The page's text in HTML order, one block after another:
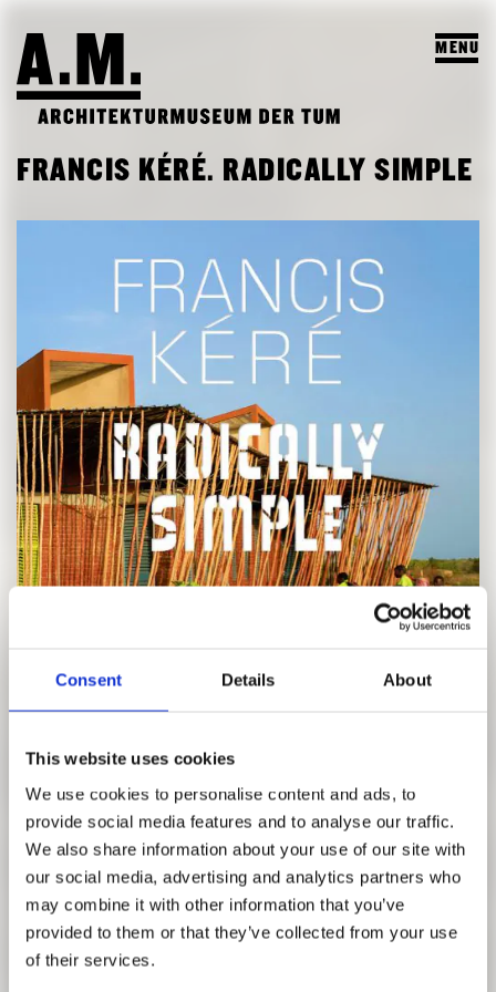
Consent Details About
This website uses cookies
We use cookies to personalise content and ads, to
provide social media features and to analyse our traffic.
We also share information about your use of our site with
our social media, advertising and analytics partners who
may combine it with other information that you’ve
provided to them or that they’ve collected from your use
of their services.
MENU
BESUCH
PROGRAMM
VORSCHAU
ARCHIV AUSSTELLUNGEN
ARCHIV VERANSTALTUNGEN
A.M. ARCHIV & LEHRE
A.M. ARCHIV / SAMMLUNG
LEHRPROFIL
STUDENTISCHE ARBEITEN
LEHRVERANSTALTUNGEN
FORSCHUNG
DAS A.M.
ÜBER UNS
PUBLIKATIONEN
TEAM
FREUNDESKREIS ARCHITEKTURMUSEUM TUM
FRANCIS KÉRÉ. RADICALLY SIMPLE
Diébédo Francis Kéré (*1965 in Burkina Faso) steht wie
kaum ein anderer Architekt für das Zusammendenken
konstruktiver, sozialer und kultureller Aspekte des Bauens.
Für die realisierten Bauprojekte in seiner Heimat Burkina
Faso erhielt er zahlreiche internationale Preise – darunter
schon 2004 den Aga Khan Award for Architecture. Mit